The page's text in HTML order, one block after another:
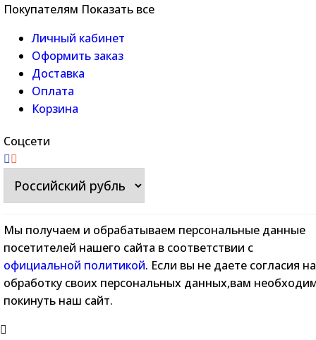
Покупателям Показать все
Личный кабинет
Оформить заказ
Доставка
Оплата
Корзина
Соцсети
Мы получаем и обрабатываем персональные данные
посетителей нашего сайта в соответствии с
официальной политикой. Если вы не даете согласия на
обработку своих персональных данных,вам
покинуть наш сайт.